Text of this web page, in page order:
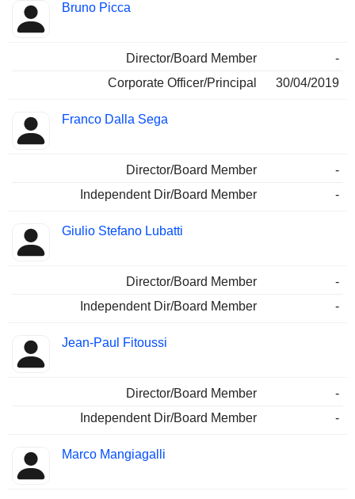
Bruno Picca
Director/Board Member
-
Corporate Officer/Principal
30/04/2019
Franco Dalla Sega
Director/Board Member
-
Independent Dir/Board Member
-
Giulio Stefano Lubatti
Director/Board Member
-
Independent Dir/Board Member
-
Jean-Paul Fitoussi
Director/Board Member
-
Independent Dir/Board Member
-
Marco Mangiagalli